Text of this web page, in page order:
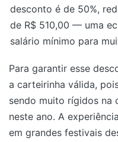
desconto é de 50%,
de R$ 510,00 — uma
salário mínimo para
Para garantir esse
a carteirinha válida,
sendo muito rígidos na
neste ano. A
em grandes festivais